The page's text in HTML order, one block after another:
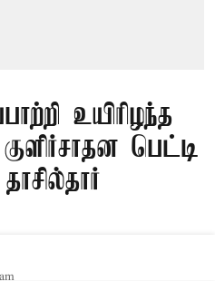
உயிரிழந்த
பெட்டி